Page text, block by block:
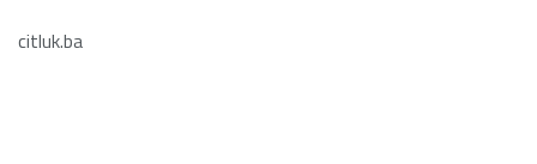
citluk.ba